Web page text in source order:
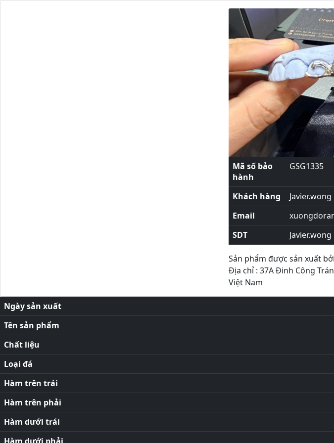
Mã số bảo
hành
GSG1335
Khách hàng
Javier.wong
Email
SDT
Javier.wong
Sản phẩm được sản xuất
Địa chỉ : 37A Đinh Công
Việt Nam
Ngày sản xuất
Tên sản phẩm
Chất liệu
Loại đá
Hàm trên trái
Hàm trên phải
Hàm dưới trái